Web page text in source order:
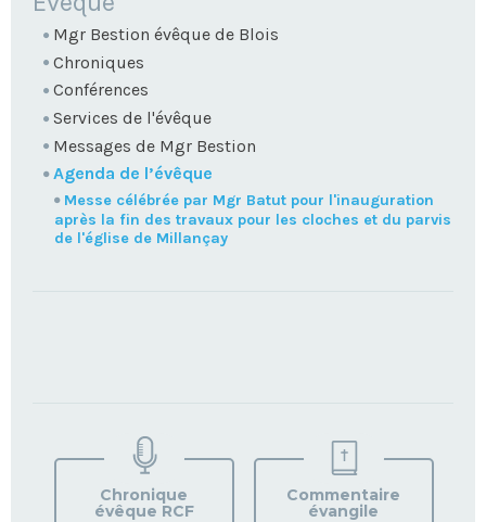
Mgr Bestion évêque de Blois
Chroniques
Conférences
Services de l'évêque
Messages de Mgr Bestion
Agenda de l’évêque
Messe célébrée par Mgr Batut pour l'inauguration
après la fin des travaux pour les cloches et du parvis
de l'église de Millançay
VOTRE
PAROISSE
Chronique
évêque RCF
Commentaire
évangile